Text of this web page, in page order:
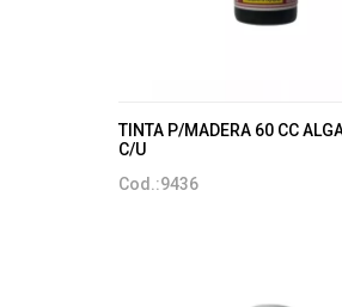
TINTA P/MADERA 60 CC
C/U
Cod.:9436